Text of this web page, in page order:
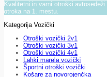
Kvalitetni in varni otroški
otroka na 1. mestu.
Kategorija Vozički
Otroški vozički 2v1
Otroški vozički 3v1
Otroški vozički 4v1
Lahki marela vozički
Športni otroški vozički
Košare za novorojenčka